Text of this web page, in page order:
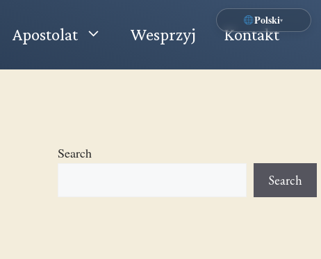
Polski▾
Apostolat Wesprzyj Kontakt
Search
Search